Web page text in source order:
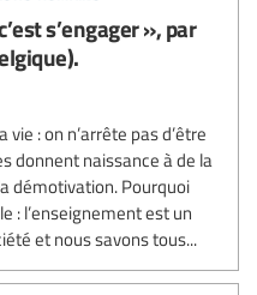
s’engager », par
vie : on n’arrête pas d’être
donnent naissance à de la
démotivation. Pourquoi
: l’enseignement est un
et nous savons tous...